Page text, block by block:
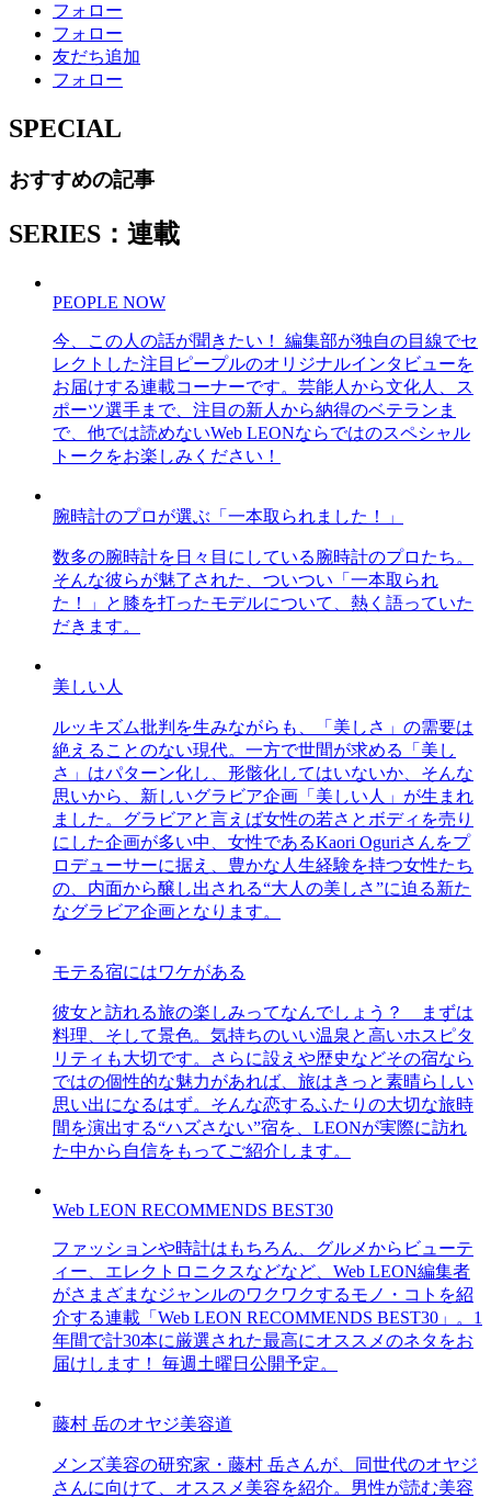
フォロー
フォロー
友だち追加
フォロー
SPECIAL
おすすめの記事
SERIES：連載
PEOPLE NOW
今、この人の話が聞きたい！ 編集部が独自の目線でセ
レクトした注目ピープルのオリジナルインタビューを
お届けする連載コーナーです。芸能人から文化人、ス
ポーツ選手まで、注目の新人から納得のベテランま
で、他では読めないWeb LEONならではのスペシャル
トークをお楽しみください！
腕時計のプロが選ぶ「一本取られました！」
数多の腕時計を日々目にしている腕時計のプロたち。
そんな彼らが魅了された、ついつい「一本取られ
た！」と膝を打ったモデルについて、熱く語っていた
だきます。
美しい人
ルッキズム批判を生みながらも、「美しさ」の需要は
絶えることのない現代。一方で世間が求める「美し
さ」はパターン化し、形骸化してはいないか、そんな
思いから、新しいグラビア企画「美しい人」が生まれ
ました。グラビアと言えば女性の若さとボディを売り
にした企画が多い中、女性であるKaori Oguriさんをプ
ロデューサーに据え、豊かな人生経験を持つ女性たち
の、内面から醸し出される“大人の美しさ”に迫る新た
なグラビア企画となります。
モテる宿にはワケがある
彼女と訪れる旅の楽しみってなんでしょう？ まずは
料理、そして景色。気持ちのいい温泉と高いホスピタ
リティも大切です。さらに設えや歴史などその宿なら
ではの個性的な魅力があれば、旅はきっと素晴らしい
思い出になるはず。そんな恋するふたりの大切な旅時
間を演出する“ハズさない”宿を、LEONが実際に訪れ
た中から自信をもってご紹介します。
Web LEON RECOMMENDS BEST30
ファッションや時計はもちろん、グルメからビューテ
ィー、エレクトロニクスなどなど、Web LEON編集者
がさまざまなジャンルのワクワクするモノ・コトを紹
介する連載「Web LEON RECOMMENDS BEST30」。1
年間で計30本に厳選された最高にオススメのネタをお
届けします！ 毎週土曜日公開予定。
藤村 岳のオヤジ美容道
メンズ美容の研究家・藤村 岳さんが、同世代のオヤジ
さんに向けて、オススメ美容を紹介。男性が読む美容